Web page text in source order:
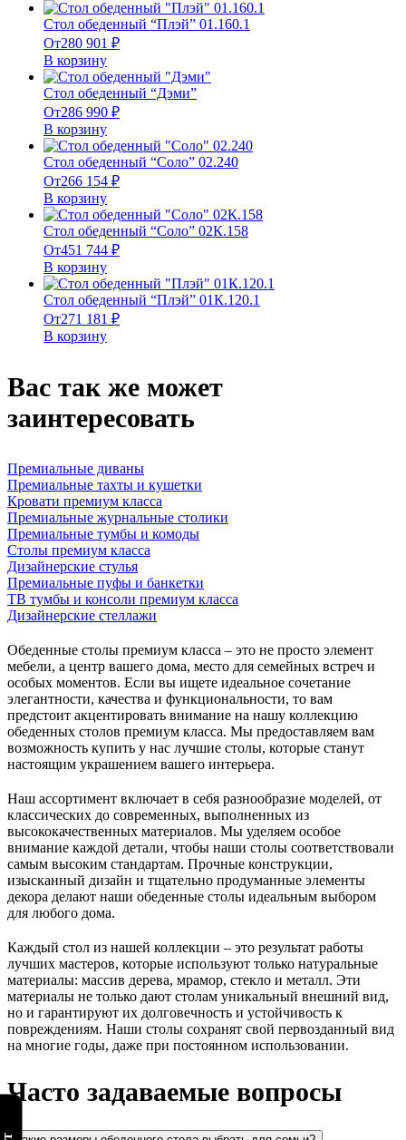
Стол обеденный “Плэй” 01.160.1
От280 901 ₽
В корзину
Стол обеденный “Дэми”
От286 990 ₽
В корзину
Стол обеденный “Соло” 02.240
От266 154 ₽
В корзину
Стол обеденный “Соло” 02К.158
От451 744 ₽
В корзину
Стол обеденный “Плэй” 01К.120.1
От271 181 ₽
В корзину
Вас так же может
заинтересовать
Премиальные диваны
Премиальные тахты и кушетки
Кровати премиум класса
Премиальные журнальные столики
Премиальные тумбы и комоды
Столы премиум класса
Дизайнерские стулья
Премиальные пуфы и банкетки
ТВ тумбы и консоли премиум класса
Дизайнерские стеллажи
Обеденные столы премиум класса – это не просто элемент
мебели, а центр вашего дома, место для семейных встреч и
особых моментов. Если вы ищете идеальное сочетание
элегантности, качества и функциональности, то вам
предстоит акцентировать внимание на нашу коллекцию
обеденных столов премиум класса. Мы предоставляем вам
возможность купить у нас лучшие столы, которые станут
настоящим украшением вашего интерьера.
Наш ассортимент включает в себя разнообразие моделей, от
классических до современных, выполненных из
высококачественных материалов. Мы уделяем особое
внимание каждой детали, чтобы наши столы соответствовали
самым высоким стандартам. Прочные конструкции,
изысканный дизайн и тщательно продуманные элементы
декора делают наши обеденные столы идеальным выбором
для любого дома.
Каждый стол из нашей коллекции – это результат работы
лучших мастеров, которые используют только натуральные
материалы: массив дерева, мрамор, стекло и металл. Эти
материалы не только дают столам уникальный внешний вид,
но и гарантируют их долговечность и устойчивость к
повреждениям. Наши столы сохранят свой первозданный вид
на многие годы, даже при постоянном использовании.
Часто задаваемые вопросы